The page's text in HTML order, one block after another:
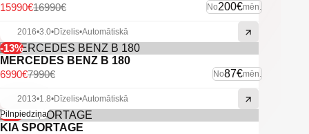
No200€mēn.
16990€
15990€
2016•3.0•Dīzelis•Automātiskā
-13%
MERCEDES BENZ B 180
No87€mēn.
7990€
6990€
2013•1.8•Dīzelis•Automātiskā
-11%
Pilnpiedziņa
KIA SPORTAGE